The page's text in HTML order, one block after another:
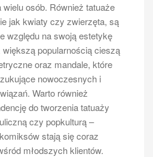
osób. Również tatuaże
jak kwiaty czy zwierzęta, są
względu na swoją estetykę
popularnością cieszą
oraz mandale, które
nowoczesnych i
Warto również
do tworzenia tatuaży
czy popkulturą –
stają się coraz
młodszych klientów.